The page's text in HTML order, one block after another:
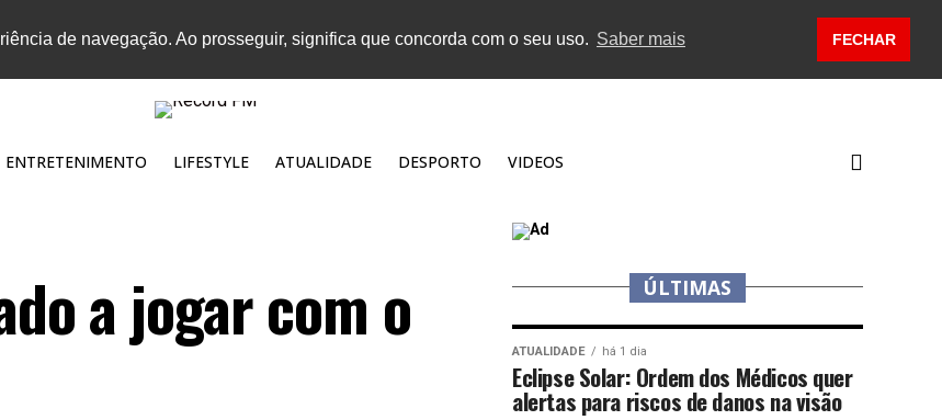
de navegação. Ao prosseguir, significa que concorda com o seu uso. Saber mais FECHAR
ENTRETENIMENTO LIFESTYLE ATUALIDADE DESPORTO VIDEOS
a jogar com o ÚLTIMAS
ATUALIDADE há 1 dia
Eclipse Solar: Ordem dos Médicos quer
alertas para riscos de danos na visão